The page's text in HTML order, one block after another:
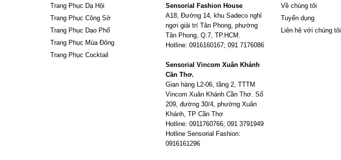
Trang Phục Dạ Hội
Trang Phục Công Sở
Trang Phục Dạo Phố
Trang Phục Mùa Đông
Trang Phục Cocktail
Sensorial Fashion House
A18, Đường 14, khu Sadeco nghỉ
ngơi giải trí Tân Phong, phường
Tân Phong, Q.7, TP.HCM.
Hotline: 0916160167; 091 7176086
Sensorial Vincom Xuân Khánh
Cần Thơ.
Gian hàng L2-06, tầng 2, TTTM
Vincom Xuân Khánh Cần Thơ. Số
209, đường 30/4, phường Xuân
Khánh, TP Cần Thơ
Hotline: 0911760766; 091 3791949
Hotline Sensorial Fashion:
0916161296
Về chúng tôi
Tuyển dụng
Liên hệ với chúng tôi